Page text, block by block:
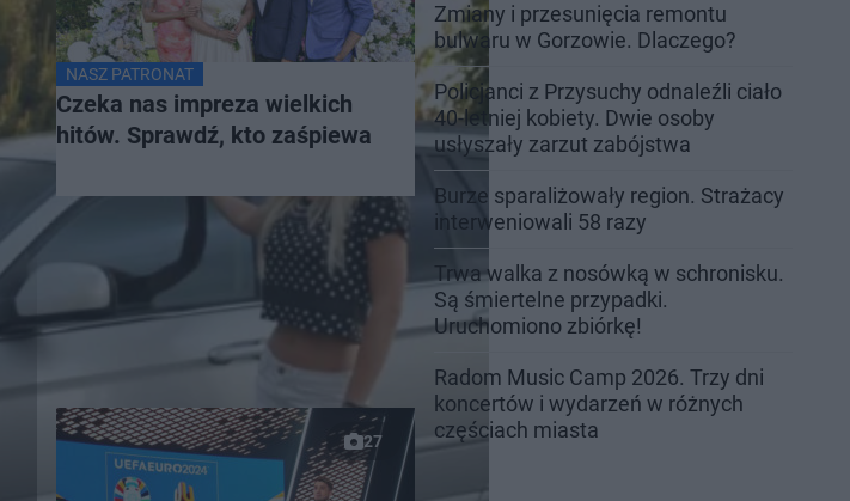
NASZ PATRONAT
Czeka nas impreza wielkich
hitów. Sprawdź, kto zaśpiewa
27
Zmiany i przesunięcia remontu
bulwaru w Gorzowie. Dlaczego?
Policjanci z Przysuchy odnaleźli ciało
40-letniej kobiety. Dwie osoby
usłyszały zarzut zabójstwa
Burze sparaliżowały region. Strażacy
interweniowali 58 razy
Trwa walka z nosówką w schronisku.
Są śmiertelne przypadki.
Uruchomiono zbiórkę!
Radom Music Camp 2026. Trzy dni
koncertów i wydarzeń w różnych
częściach miasta